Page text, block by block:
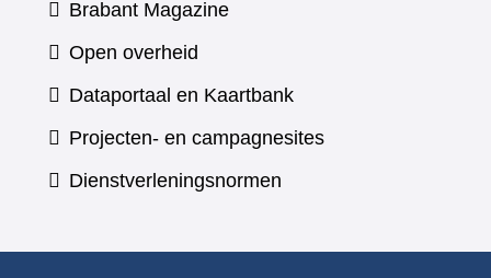
Brabant Magazine(verwijst
andere
website)
Open overheid
Dataportaal en Kaartbank(verwijst
naar
Projecten- en campagnesites
Dienstverleningsnormen